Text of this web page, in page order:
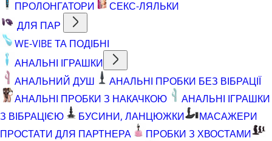
ПРОЛОНГАТОРИ
СЕКС-ЛЯЛЬКИ
ДЛЯ ПАР
WE-VIBE ТА ПОДІБНІ
АНАЛЬНІ ІГРАШКИ
АНАЛЬНИЙ ДУШ
АНАЛЬНІ ПРОБКИ БЕЗ ВІБРАЦІЇ
АНАЛЬНІ ПРОБКИ З НАКАЧКОЮ
АНАЛЬНІ ІГРАШКИ
З ВІБРАЦІЄЮ
БУСИНИ, ЛАНЦЮЖКИ
МАСАЖЕРИ
ПРОСТАТИ ДЛЯ ПАРТНЕРА
ПРОБКИ З ХВОСТАМИ